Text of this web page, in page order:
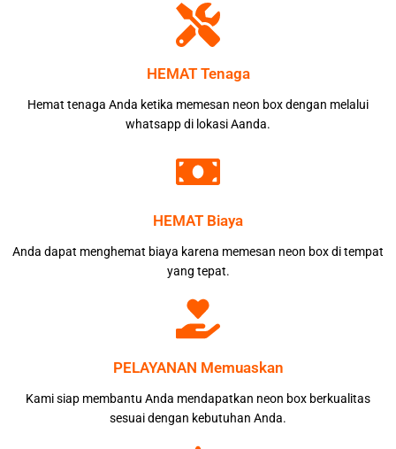
HEMAT Tenaga
Hemat tenaga Anda ketika memesan neon box dengan melalui
whatsapp di lokasi Aanda.
HEMAT Biaya
Anda dapat menghemat biaya karena memesan neon box di tempat
yang tepat.
PELAYANAN Memuaskan
Kami siap membantu Anda mendapatkan neon box berkualitas
sesuai dengan kebutuhan Anda.